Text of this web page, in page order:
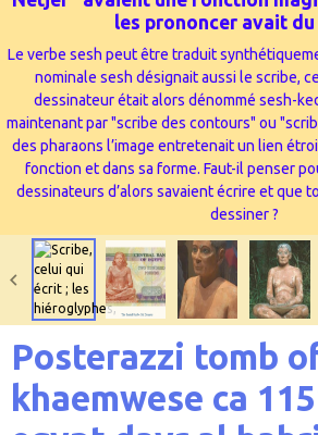
les prononcer avait du
Le verbe sesh peut être traduit
nominale sesh désignait aussi le scribe,
dessinateur était alors dénommé sesh-
maintenant par "scribe des contours" ou
des pharaons l’image entretenait un lien
fonction et dans sa forme. Faut-il penser
dessinateurs d’alors savaient écrire et que
dessiner ?
Posterazzi tomb
khaemwese ca